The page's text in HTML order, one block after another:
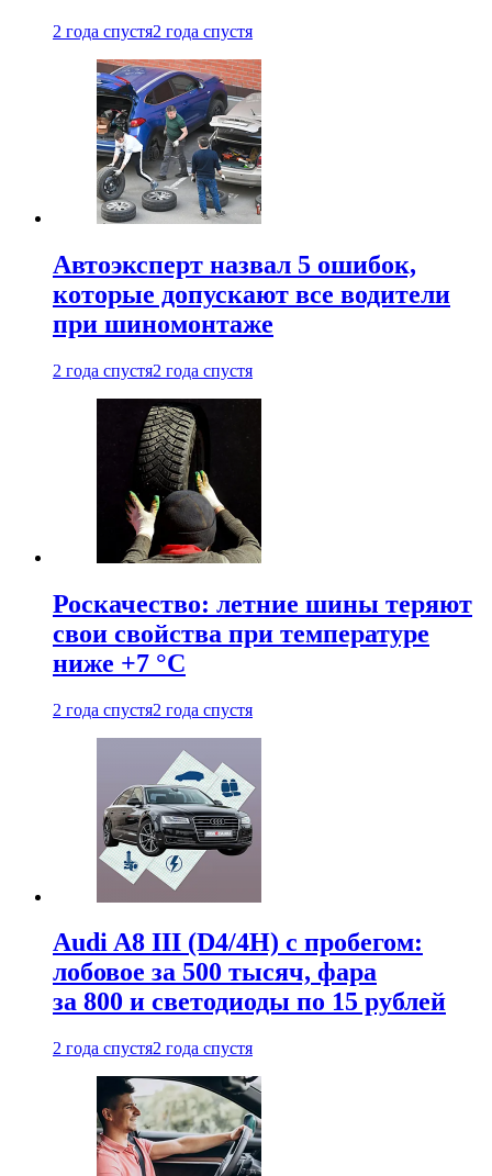
2 года спустя2 года спустя
Автоэксперт назвал 5 ошибок,
которые допускают все водители
при шиномонтаже
2 года спустя2 года спустя
Роскачество: летние шины теряют
свои свойства при температуре
ниже +7 °C
2 года спустя2 года спустя
Audi A8 III (D4/4H) c пробегом:
лобовое за 500 тысяч, фара
за 800 и светодиоды по 15 рублей
2 года спустя2 года спустя